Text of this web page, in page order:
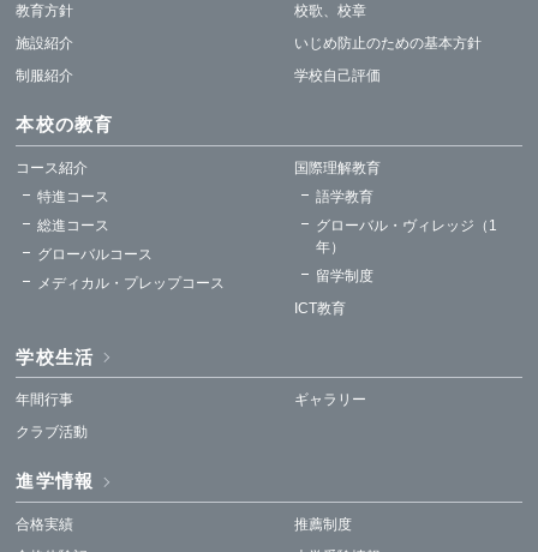
教育方針
施設紹介
制服紹介
校歌、校章
いじめ防止のための基本方針
学校自己評価
本校の教育
コース紹介
特進コース
総進コース
グローバルコース
メディカル・プレップコース
国際理解教育
語学教育
グローバル・ヴィレッジ（1
年）
留学制度
ICT教育
学校生活
年間行事
クラブ活動
ギャラリー
進学情報
合格実績
推薦制度